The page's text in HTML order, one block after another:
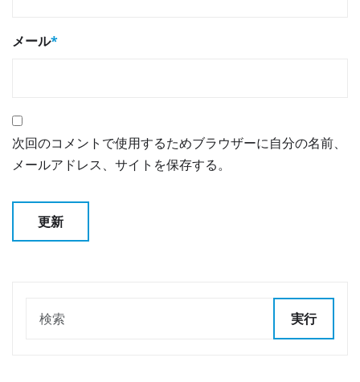
メール*
次回のコメントで使用するためブラウザーに自分の名前、
メールアドレス、サイトを保存する。
実行